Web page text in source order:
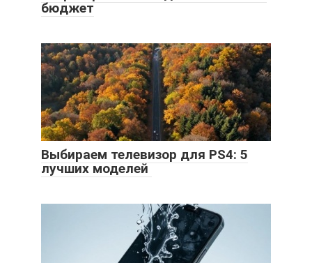
бюджет
Выбираем телевизор для PS4: 5
лучших моделей